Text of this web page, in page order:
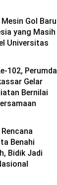
Gol Baru
yang Masih
Universitas
102, Perumda
Gelar
Bernilai
Benahi
Bidik Jadi